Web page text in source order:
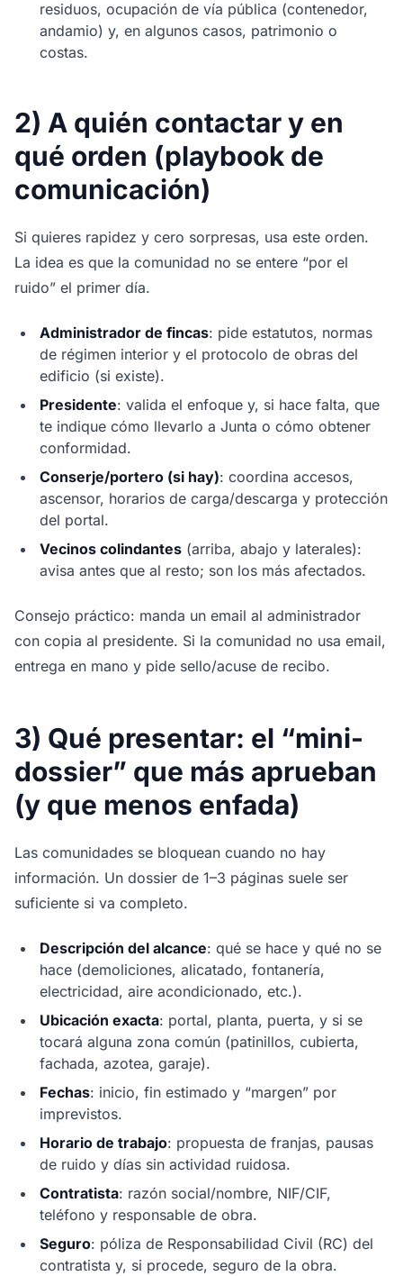
residuos, ocupación de vía pública (contenedor,
andamio) y, en algunos casos, patrimonio o
costas.
2) A quién contactar y en
qué orden (playbook de
comunicación)
Si quieres rapidez y cero sorpresas, usa este orden.
La idea es que la comunidad no se entere “por el
ruido” el primer día.
Administrador de fincas: pide estatutos, normas
de régimen interior y el protocolo de obras del
edificio (si existe).
Presidente: valida el enfoque y, si hace falta, que
te indique cómo llevarlo a Junta o cómo obtener
conformidad.
Conserje/portero (si hay): coordina accesos,
ascensor, horarios de carga/descarga y protección
del portal.
Vecinos colindantes (arriba, abajo y laterales):
avisa antes que al resto; son los más afectados.
Consejo práctico: manda un email al administrador
con copia al presidente. Si la comunidad no usa email,
entrega en mano y pide sello/acuse de recibo.
3) Qué presentar: el “mini-
dossier” que más aprueban
(y que menos enfada)
Las comunidades se bloquean cuando no hay
información. Un dossier de 1–3 páginas suele ser
suficiente si va completo.
Descripción del alcance: qué se hace y qué no se
hace (demoliciones, alicatado, fontanería,
electricidad, aire acondicionado, etc.).
Ubicación exacta: portal, planta, puerta, y si se
tocará alguna zona común (patinillos, cubierta,
fachada, azotea, garaje).
Fechas: inicio, fin estimado y “margen” por
imprevistos.
Horario de trabajo: propuesta de franjas, pausas
de ruido y días sin actividad ruidosa.
Contratista: razón social/nombre, NIF/CIF,
teléfono y responsable de obra.
Seguro: póliza de Responsabilidad Civil (RC) del
contratista y, si procede, seguro de la obra.